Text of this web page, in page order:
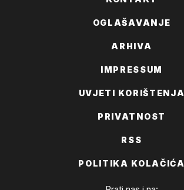
OGLAŠAVANJE
ARHIVA
IMPRESSUM
UVJETI KORIŠTENJA
PRIVATNOST
RSS
POLITIKA KOLAČIĆA